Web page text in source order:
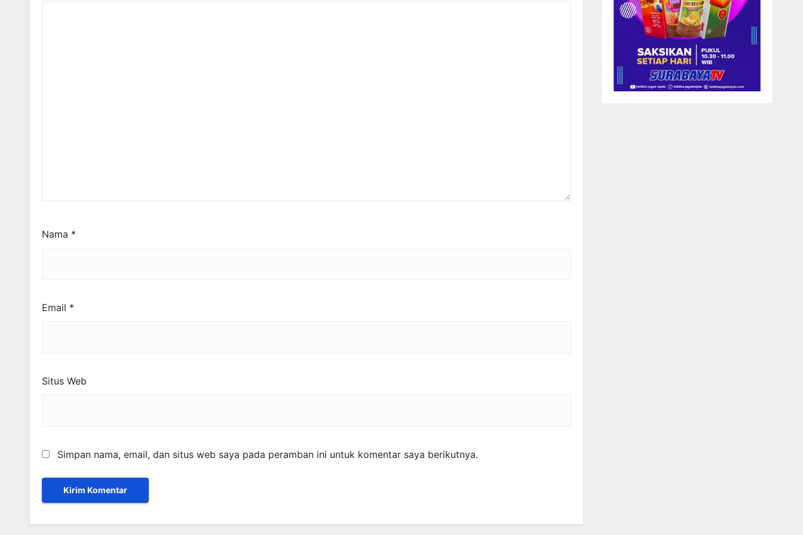
Nama *
Email *
Situs Web
Simpan nama, email, dan situs web saya pada peramban ini untuk komentar saya berikutnya.